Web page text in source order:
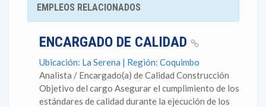
EMPLEOS RELACIONADOS
ENCARGADO DE CALIDAD
Ubicación: La Serena | Región: Coquimbo
Analista / Encargado(a) de Calidad Construcción
Objetivo del cargo Asegurar el cumplimiento de los
estándares de calidad durante la ejecución de los